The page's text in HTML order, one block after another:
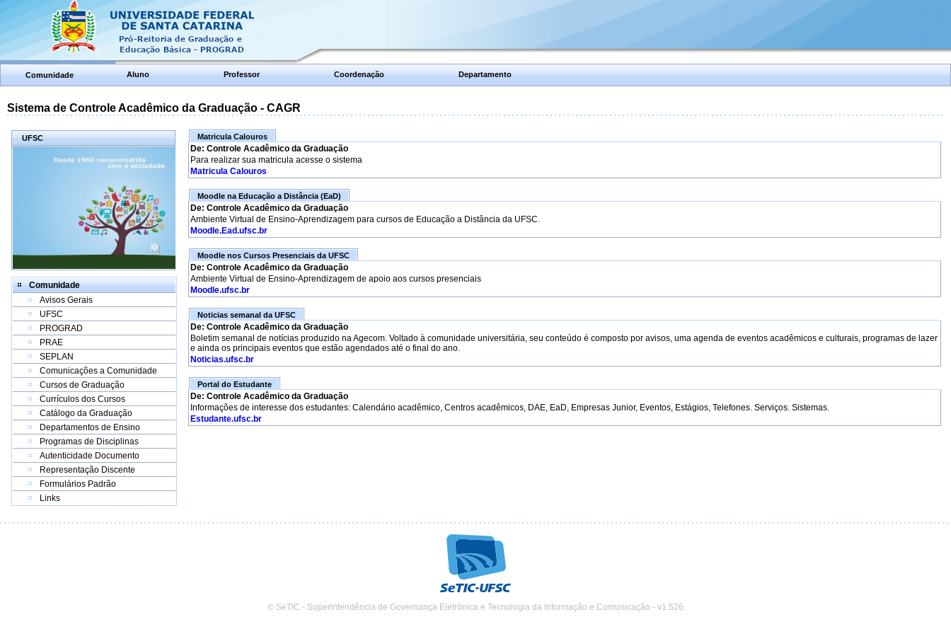
Comunidade Aluno Professor Coordenação Departamento
Sistema de Controle Acadêmico da Graduação - CAGR
UFSC
Comunidade
Avisos Gerais
UFSC
PROGRAD
PRAE
SEPLAN
Comunicações a Comunidade
Cursos de Graduação
Currículos dos Cursos
Catálogo da Graduação
Departamentos de Ensino
Programas de Disciplinas
Autenticidade Documento
Representação Discente
Formulários Padrão
Links
Matricula Calouros
De: Controle Acadêmico da Graduação
Para realizar sua matricula acesse o sistema
Matricula Calouros
Moodle na Educação a Distância (EaD)
De: Controle Acadêmico da Graduação
Ambiente Virtual de Ensino-Aprendizagem para cursos de Educação a Distância da UFSC.
Moodle.Ead.ufsc.br
Moodle nos Cursos Presenciais da UFSC
De: Controle Acadêmico da Graduação
Ambiente Virtual de Ensino-Aprendizagem de apoio aos cursos presenciais
Moodle.ufsc.br
Noticias semanal da UFSC
De: Controle Acadêmico da Graduação
Boletim semanal de notícias produzido na Agecom. Voltado à comunidade universitária, seu conteúdo é composto por avisos, uma agenda de eventos acadêmicos e culturais, programas de lazer
e ainda os principais eventos que estão agendados até o final do ano.
Noticias.ufsc.br
Portal do Estudante
De: Controle Acadêmico da Graduação
Informações de interesse dos estudantes: Calendário acadêmico, Centros acadêmicos, DAE, EaD, Empresas Junior, Eventos, Estágios, Telefones. Serviços. Sistemas.
Estudante.ufsc.br
© SeTIC - Superintendência de Governança Eletrônica e Tecnologia da Informação e Comunicação - v1.526